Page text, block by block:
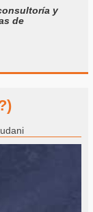
y
de